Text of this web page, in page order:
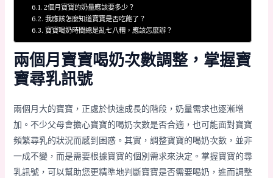
2個月寶寶的奶量應該要多少？
我應該怎麼知道寶寶是否吃飽了？
寶寶喝奶時間總是亂七八糟，應該怎麼辦？
兩個月寶寶喝奶次數調整，掌握寶
寶尋乳訊號
兩個月大的寶寶，正處於快速成長的階段，奶量需求也逐漸增
加。不少父母會擔心寶寶的喝奶次數是否合適，也可能面對寶寶
頻繁尋乳的狀況而感到困惑。其實，調整寶寶的喝奶次數，並非
一成不變，而是需要根據寶寶的個別需求來決定。掌握寶寶的尋
乳訊號，可以幫助您更精準地判斷寶寶是否需要喝奶，進而調整